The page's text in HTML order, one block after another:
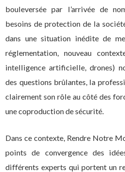
bouleversée par l’arrivée de
besoins de protection de la
dans une situation inédite de
réglementation, nouveau
intelligence artificielle, drones)
des questions brûlantes, la
clairement son rôle au côté des
une coproduction de sécurité.
Dans ce contexte, Rendre Notre
points de convergence des
différents experts qui portent un